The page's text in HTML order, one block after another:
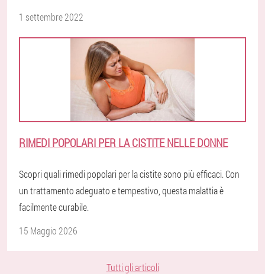
1 settembre 2022
RIMEDI POPOLARI PER LA CISTITE NELLE DONNE
Scopri quali rimedi popolari per la cistite sono più efficaci. Con
un trattamento adeguato e tempestivo, questa malattia è
facilmente curabile.
15 Maggio 2026
Tutti gli articoli